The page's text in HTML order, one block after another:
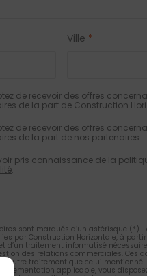
Ville *
de recevoir des offres
de la part de Construction
de recevoir des offres
de la part de nos partenaires
pris connaissance de la
.
sont marqués d’un astérisque (*).
par Construction Horizontale, à partir
d’un traitement informatisé
des relations commerciales. Ces
autre traitement que celui mentionné.
applicable, vous